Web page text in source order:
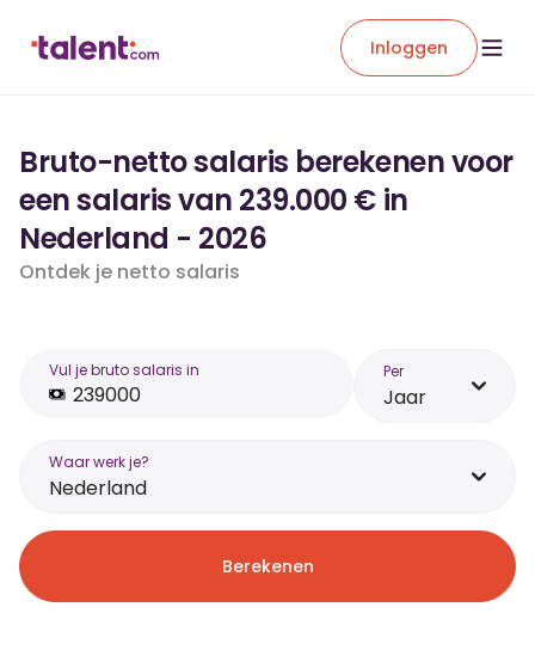
Inloggen
Bruto-netto salaris berekenen voor
een salaris van 239.000 € in
Nederland - 2026
Ontdek je netto salaris
Vul je bruto salaris in Per
Jaar
Waar werk je?
Nederland
Berekenen